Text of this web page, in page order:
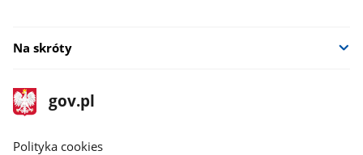
Na skróty
stopka
gov.pl
Strona
gov.pl
gov.pl
Polityka cookies